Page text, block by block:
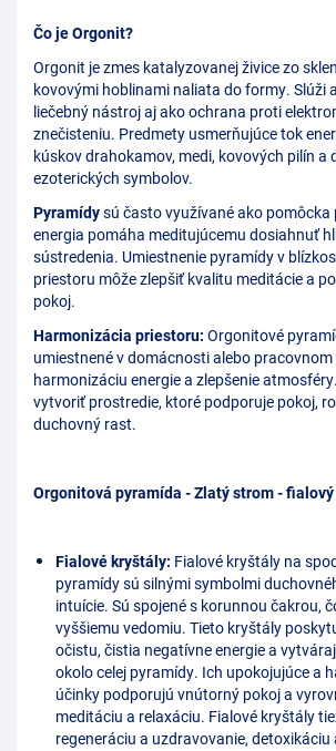
Čo je Orgonit?
Orgonit je zmes katalyzovanej živice zo
kovovými hoblinami naliata do formy. Slúži
liečebný nástroj aj ako ochrana proti
znečisteniu. Predmety usmerňujúce tok
kúskov drahokamov, medi, kovových pilín a
ezoterických symbolov.
Pyramídysú často využívané ako pomôcka
energia pomáha meditujúcemu dosiahnuť
sústredenia. Umiestnenie pyramídy v
priestoru môže zlepšiť kvalitu meditácie a
pokoj.
Harmonizácia priestoru: Orgonitové
umiestnené v domácnosti alebo
harmonizáciu energie a zlepšenie
vytvoriť prostredie, ktoré podporuje pokoj,
duchovný rast.
Orgonitová pyramída - Zlatý strom - fialový
Fialové kryštály: Fialové kryštály na
pyramídy sú silnými symbolmi
intuície. Sú spojené s korunnou čakrou,
vyššiemu vedomiu. Tieto kryštály
očistu, čistia negatívne energie a
okolo celej pyramídy. Ich upokojujúce a
účinky podporujú vnútorný pokoj a
meditáciu a relaxáciu. Fialové kryštály
regeneráciu a uzdravovanie,